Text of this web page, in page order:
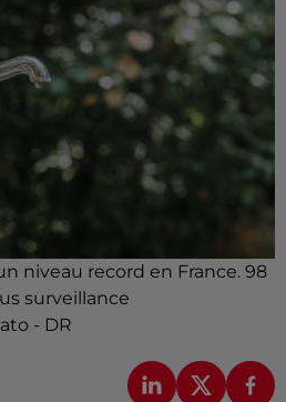
niveau record en France. 98
surveillance
- DR